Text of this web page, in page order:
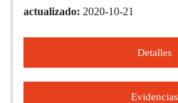
actualizado: 2020-10-21
Detalles
Evidencias